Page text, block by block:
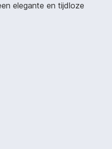
elegante en tijdloze